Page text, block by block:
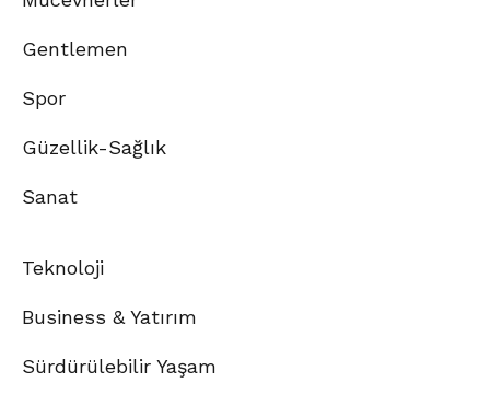
Gentlemen
Spor
Güzellik-Sağlık
Sanat
Teknoloji
Business & Yatırım
Sürdürülebilir Yaşam